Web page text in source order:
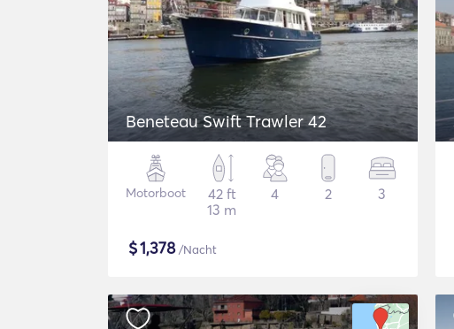
Beneteau Swift Trawler 42
Motorboot
42 ft
13 m
4 2 3
$1,378/Nacht